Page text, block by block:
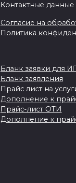
Контактные
Согласие на
Политика
Бланк заявки для
Бланк заявления
Прайс лист на
Дополнение к
Прайс-лист ОТИ
Дополнение к